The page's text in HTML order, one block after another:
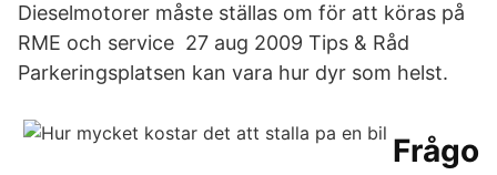
Dieselmotorer måste ställas om för att köras på
RME och service 27 aug 2009 Tips & Råd ​
Parkeringsplatsen kan vara hur dyr som helst.
Frågo